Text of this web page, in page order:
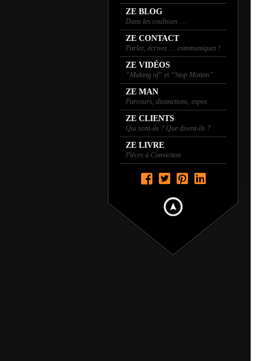
ZE BLOG
Dans les coulisses …
ZE CONTACT
Parlez, écrivez … communiquez !
ZE VIDÉOS
“Making of” et “Stop Motion”
ZE MAN
Parcours, distinctions, expos
ZE CLIENTS
Qui sont-ils ? Que disent-ils ?
ZE LIVRE
Pièces à Conviciton